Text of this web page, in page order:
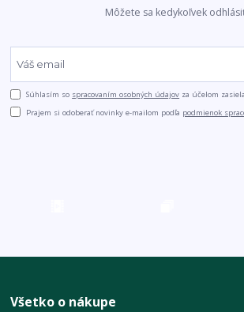
Môžete sa kedykoľvek
Súhlasím so spracovaním osobných údajov za účelom
Prajem si odoberať novinky e-mailom podľa podmienok
Všetko o nákupe